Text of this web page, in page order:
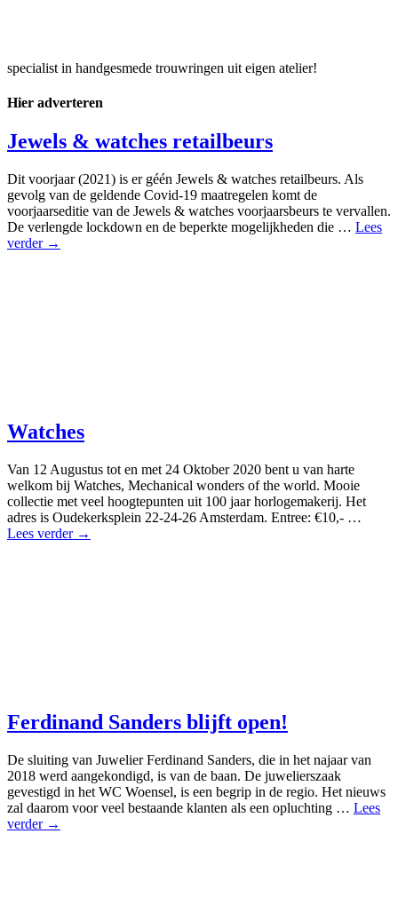
specialist in handgesmede trouwringen uit eigen atelier!
Hier adverteren
Jewels & watches retailbeurs
Dit voorjaar (2021) is er géén Jewels & watches retailbeurs. Als
gevolg van de geldende Covid-19 maatregelen komt de
voorjaarseditie van de Jewels & watches voorjaarsbeurs te vervallen.
De verlengde lockdown en de beperkte mogelijkheden die … Lees
verder →
Watches
Van 12 Augustus tot en met 24 Oktober 2020 bent u van harte
welkom bij Watches, Mechanical wonders of the world. Mooie
collectie met veel hoogtepunten uit 100 jaar horlogemakerij. Het
adres is Oudekerksplein 22-24-26 Amsterdam. Entree: €10,- …
Lees verder →
Ferdinand Sanders blijft open!
De sluiting van Juwelier Ferdinand Sanders, die in het najaar van
2018 werd aangekondigd, is van de baan. De juwelierszaak
gevestigd in het WC Woensel, is een begrip in de regio. Het nieuws
zal daarom voor veel bestaande klanten als een opluchting … Lees
verder →